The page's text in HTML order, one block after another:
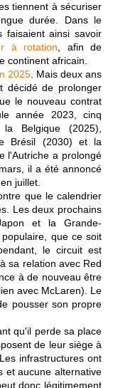
tiennent à sécuriser
durée. Dans le
faisaient ainsi savoir
à rotation , afin de
continent africain.
2025 . Mais deux ans
décidé de prolonger
le nouveau contrat
année 2023, cinq
Belgique (2025),
Brésil (2030) et la
l'Autriche a prolongé
il a été annoncé
juillet.
que le calendrier
Les deux prochains
et la Grande-
que ce soit
le circuit est
sa relation avec Red
à de nouveau être
avec McLaren). Le
pousser son propre
qu'il perde sa place
de leur siège à
infrastructures ont
et aucune alternative
donc légitimement